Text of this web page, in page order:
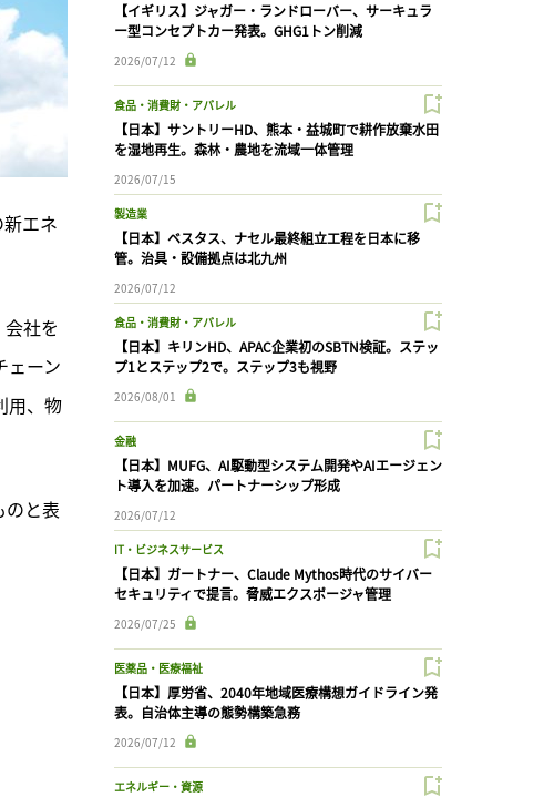
エネ
社を
ェーン
用、物
と表
【イギリス】ジャガー・ランドローバー、サーキュラ
ー型コンセプトカー発表。GHG1トン削減
2026/07/12
食品・消費財・アパレル
【日本】サントリーHD、熊本・益城町で耕作放棄水田
を湿地再生。森林・農地を流域一体管理
2026/07/15
製造業
【日本】ベスタス、ナセル最終組立工程を日本に移
管。治具・設備拠点は北九州
2026/07/12
食品・消費財・アパレル
【日本】キリンHD、APAC企業初のSBTN検証。ステッ
プ1とステップ2で。ステップ3も視野
2026/08/01
金融
【日本】MUFG、AI駆動型システム開発やAIエージェン
ト導入を加速。パートナーシップ形成
2026/07/12
IT・ビジネスサービス
【日本】ガートナー、Claude Mythos時代のサイバー
セキュリティで提言。脅威エクスポージャ管理
2026/07/25
医薬品・医療福祉
【日本】厚労省、2040年地域医療構想ガイドライン発
表。自治体主導の態勢構築急務
2026/07/12
エネルギー・資源